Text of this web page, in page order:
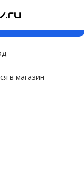
в магазин